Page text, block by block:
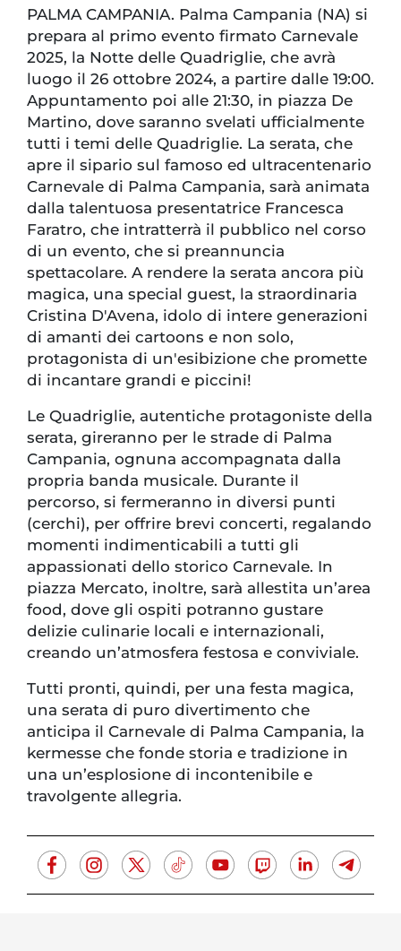
PALMA CAMPANIA. Palma Campania (NA) si
prepara al primo evento firmato Carnevale
2025, la Notte delle Quadriglie, che avrà
luogo il 26 ottobre 2024, a partire dalle 19:00.
Appuntamento poi alle 21:30, in piazza De
Martino, dove saranno svelati ufficialmente
tutti i temi delle Quadriglie. La serata, che
apre il sipario sul famoso ed ultracentenario
Carnevale di Palma Campania, sarà animata
dalla talentuosa presentatrice Francesca
Faratro, che intratterrà il pubblico nel corso
di un evento, che si preannuncia
spettacolare. A rendere la serata ancora più
magica, una special guest, la straordinaria
Cristina D'Avena, idolo di intere generazioni
di amanti dei cartoons e non solo,
protagonista di un'esibizione che promette
di incantare grandi e piccini!
Le Quadriglie, autentiche protagoniste della
serata, gireranno per le strade di Palma
Campania, ognuna accompagnata dalla
propria banda musicale. Durante il
percorso, si fermeranno in diversi punti
(cerchi), per offrire brevi concerti, regalando
momenti indimenticabili a tutti gli
appassionati dello storico Carnevale. In
piazza Mercato, inoltre, sarà allestita un’area
food, dove gli ospiti potranno gustare
delizie culinarie locali e internazionali,
creando un’atmosfera festosa e conviviale.
Tutti pronti, quindi, per una festa magica,
una serata di puro divertimento che
anticipa il Carnevale di Palma Campania, la
kermesse che fonde storia e tradizione in
una un’esplosione di incontenibile e
travolgente allegria.